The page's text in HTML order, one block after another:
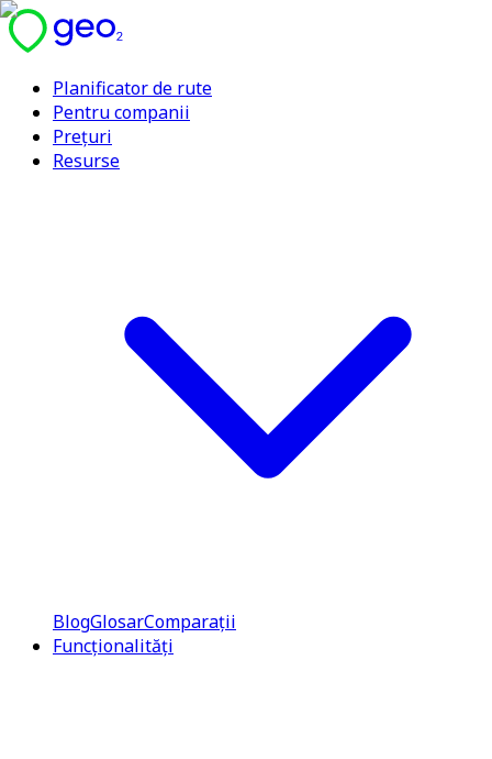
Planificator de rute
Pentru companii
Prețuri
Resurse
BlogGlosarComparații
Funcționalități